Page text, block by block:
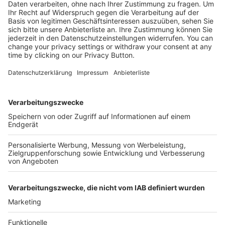
Mehr Infos
Kostenlose Rücksendung bis zu 14 Tage nach
Bestelleingang (innerhalb Deutschlands).
Versandkosten.
Der Bestellprozess ist mit Hilfe eines SSL-
SERVICE HOTLINE
SHOP SERVICE